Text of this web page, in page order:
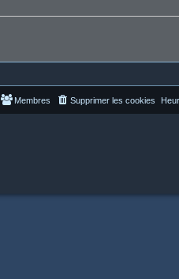
Supprimer les cookies
Membres